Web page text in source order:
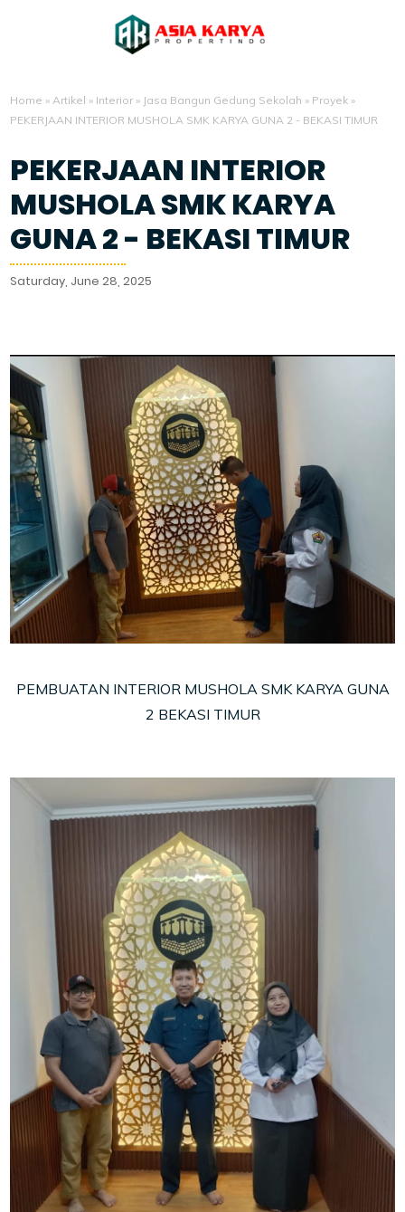
Home »Artikel » Interior » Jasa Bangun Gedung Sekolah » Proyek »
PEKERJAAN INTERIOR MUSHOLA SMK KARYA GUNA 2 - BEKASI TIMUR
PEKERJAAN INTERIOR
MUSHOLA SMK KARYA
GUNA 2 - BEKASI TIMUR
Saturday, June 28, 2025
PEMBUATAN INTERIOR MUSHOLA SMK KARYA GUNA
2 BEKASI TIMUR